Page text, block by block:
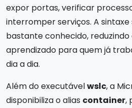
expor portas, verificar
interromper serviços. A
bastante conhecido, reduzindo
aprendizado para quem já
dia a dia.
Além do executávelwslc, a
disponibiliza o alias container,